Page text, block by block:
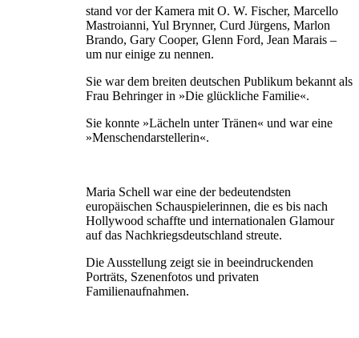
stand vor der Kamera mit O. W. Fischer, Marcello
Mastroianni, Yul Brynner, Curd Jürgens, Marlon
Brando, Gary Cooper, Glenn Ford, Jean Marais –
um nur einige zu nennen.
Sie war dem breiten deutschen Publikum bekannt als
Frau Behringer in »Die glückliche Familie«.
Sie konnte »Lächeln unter Tränen« und war eine
»Menschendarstellerin«.
Maria Schell war eine der bedeutendsten
europäischen Schauspielerinnen, die es bis nach
Hollywood schaffte und internationalen Glamour
auf das Nachkriegsdeutschland streute.
Die Ausstellung zeigt sie in beeindruckenden
Porträts, Szenenfotos und privaten
Familienaufnahmen.